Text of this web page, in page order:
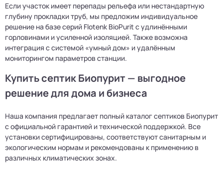
Если участок имеет перепады рельефа или нестандартную
глубину прокладки труб, мы предложим индивидуальное
решение на базе серий Flotenk BioPurit с удлинёнными
горловинами и усиленной изоляцией. Также возможна
интеграция с системой «умный дом» и удалённым
мониторингом параметров станции.
Купить септик Биопурит — выгодное
решение для дома и бизнеса
Наша компания предлагает полный каталог септиков Биопурит
с официальной гарантией и технической поддержкой. Все
установки сертифицированы, соответствуют санитарным и
экологическим нормам и рекомендованы к применению в
различных климатических зонах.